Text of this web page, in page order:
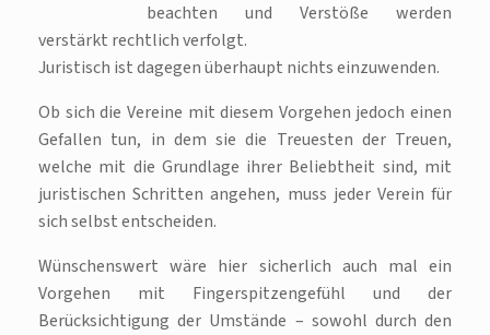
beachten und Verstöße werden
verstärkt rechtlich verfolgt.
Juristisch ist dagegen überhaupt nichts einzuwenden.
Ob sich die Vereine mit diesem Vorgehen jedoch einen
Gefallen tun, in dem sie die Treuesten der Treuen,
welche mit die Grundlage ihrer Beliebtheit sind, mit
juristischen Schritten angehen, muss jeder Verein für
sich selbst entscheiden.
Wünschenswert wäre hier sicherlich auch mal ein
Vorgehen mit Fingerspitzengefühl und der
Berücksichtigung der Umstände – sowohl durch den